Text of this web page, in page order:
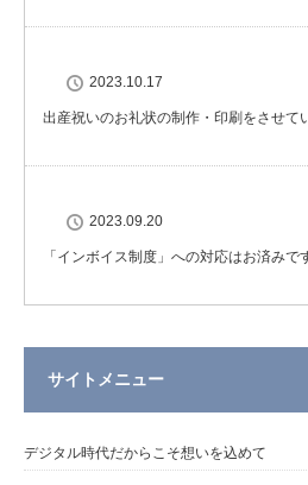
2023.10.17
出産祝いのお礼状の制作・印刷をさせて
2023.09.20
「インボイス制度」への対応はお済みで
サイトメニュー
デジタル時代だからこそ想いを込めて